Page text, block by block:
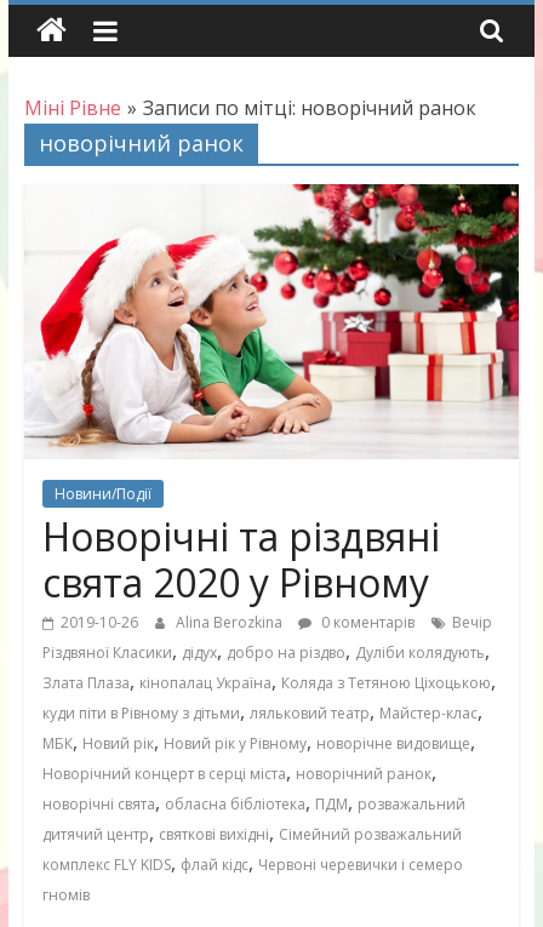
Skip
Міні Рівне » Записи по мітці: новорічний ранок
новорічний ранок
Новини/Події
Новорічні та різдвяні
свята 2020 у Рівному
2019-10-26 Alina Berozkina 0 коментарів
Вечір
Різдвяної Класики, дідух, добро на різдво, Дуліби колядують,
Злата Плаза, кінопалац Україна, Коляда з Тетяною Ціхоцькою,
куди піти в Рівному з дітьми, ляльковий театр, Майстер-клас,
МБК, Новий рік, Новий рік у Рівному, новорічне видовище,
Новорічний концерт в серці міста, новорічний ранок,
новорічні свята, обласна бібліотека, ПДМ, розважальний
дитячий центр, святкові вихідні, Сімейний розважальний
комплекс FLY KIDS, флай кідс, Червоні черевички і семеро
гномів